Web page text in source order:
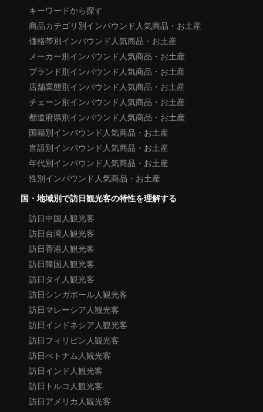
キーワードから探す
商品カテゴリ別インバウンド人気商品・お土産
価格帯別インバウンド人気商品・お土産
メーカー別インバウンド人気商品・お土産
ブランド別インバウンド人気商品・お土産
店舗業態別インバウンド人気商品・お土産
チェーン別インバウンド人気商品・お土産
都道府県別インバウンド人気商品・お土産
国籍別インバウンド人気商品・お土産
言語別インバウンド人気商品・お土産
年代別インバウンド人気商品・お土産
性別インバウンド人気商品・お土産
国・地域別で訪日観光客の特性を理解する
訪日中国人観光客
訪日台湾人観光客
訪日香港人観光客
訪日韓国人観光客
訪日タイ人観光客
訪日シンガポール人観光客
訪日マレーシア人観光客
訪日インドネシア人観光客
訪日フィリピン人観光客
訪日べトナム人観光客
訪日インド人観光客
訪日トルコ人観光客
訪日アメリカ人観光客